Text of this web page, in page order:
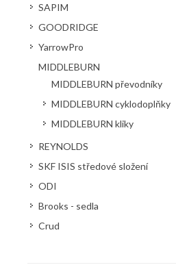
SAPIM
GOODRIDGE
YarrowPro
MIDDLEBURN
MIDDLEBURN převodníky
MIDDLEBURN cyklodoplňky
MIDDLEBURN kliky
REYNOLDS
SKF ISIS středové složení
ODI
Brooks - sedla
Crud